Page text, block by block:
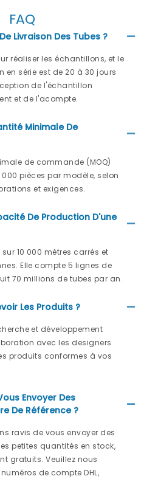
FAQ
Livraison Des Tubes ?
réaliser les échantillons, et le
série est de 20 à 30 jours
de l'échantillon
et de l'acompte.
Minimale De
de commande (MOQ)
pièces par modèle, selon
et exigences.
De Production D'une
10 000 mètres carrés et
Elle compte 5 lignes de
70 millions de tubes par an.
Les Produits ?
et développement
avec les designers
produits conformes à vos
Envoyer Des
De Référence ?
ravis de vous envoyer des
petites quantités en stock,
gratuits. Veuillez nous
de compte DHL,